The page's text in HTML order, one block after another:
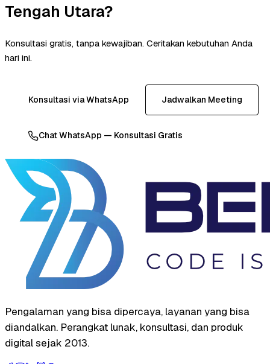
Tengah Utara?
Konsultasi gratis, tanpa kewajiban. Ceritakan kebutuhan Anda
hari ini.
Konsultasi via WhatsApp Jadwalkan Meeting
Chat WhatsApp — Konsultasi Gratis
Pengalaman yang bisa dipercaya, layanan yang bisa
diandalkan. Perangkat lunak, konsultasi, dan produk
digital sejak 2013.